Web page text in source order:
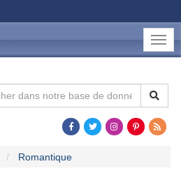
le
Dojo
Romantique